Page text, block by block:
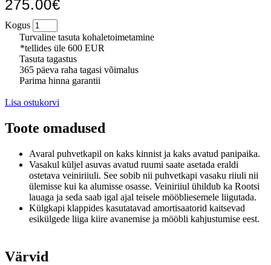
275.00€
Kogus
Turvaline tasuta kohaletoimetamine
*tellides üle 600 EUR
Tasuta tagastus
365 päeva raha tagasi võimalus
Parima hinna garantii
Lisa ostukorvi
Toote omadused
Avaral puhvetkapil on kaks kinnist ja kaks avatud panipaika.
Vasakul küljel asuvas avatud ruumi saate asetada eraldi
ostetava veiniriiuli. See sobib nii puhvetkapi vasaku riiuli nii
ülemisse kui ka alumisse osasse. Veiniriiul ühildub ka Rootsi
lauaga ja seda saab igal ajal teisele mööbliesemele liigutada.
Külgkapi klappides kasutatavad amortisaatorid kaitsevad
esikülgede liiga kiire avanemise ja mööbli kahjustumise eest.
Värvid